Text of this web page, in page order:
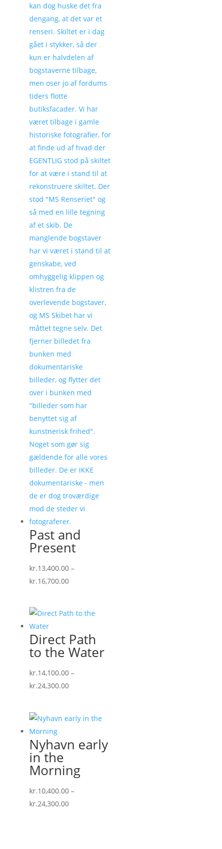
Past and
Present
kr.13,400.00 –
kr.16,700.00Prisinterval:
kr.16,700.00
Direct Path
to the Water
kr.14,100.00 –
kr.24,300.00Prisinterval:
kr.24,300.00
Nyhavn early
in the
Morning
kr.10,400.00 –
kr.24,300.00Prisinterval: